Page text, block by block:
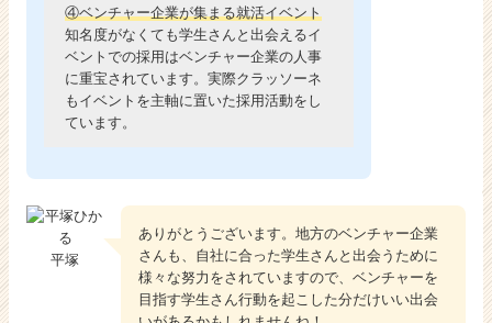
④ベンチャー企業が集まる就活イベント
知名度がなくても学生さんと出会えるイ
ベントでの採用はベンチャー企業の人事
に重宝されています。実際クラッソーネ
もイベントを主軸に置いた採用活動をし
ています。
平塚
ありがとうございます。地方のベンチャー企業
さんも、自社に合った学生さんと出会うために
様々な努力をされていますので、ベンチャーを
目指す学生さん行動を起こした分だけいい出会